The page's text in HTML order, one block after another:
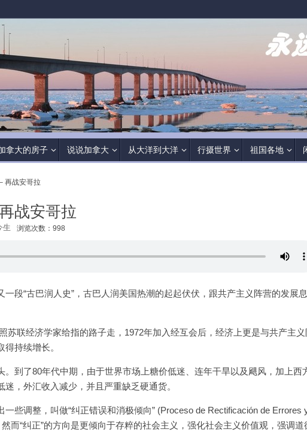
拿大的房子 说说加拿大 从大洋到大洋 行摄世界 祖国各地
再战安哥拉
战安哥拉
生 浏览次数：998
一段“古巴润人史”，古巴人润美国热潮的起起伏伏，跟共产主义阵营的发展
苏联经济学家给指的路子走，1972年加入经互会后，经济上更是与共产主义
持续增长。
。到了80年代中期，由于世界市场上糖价低迷、连年干旱以及飓风，加上西
，外汇收入减少，并且严重缺乏硬通货。
些调整，叫做“纠正错误和消极倾向” (Proceso de Rectificación de Errores
而“纠正”的方向是更倾向于存粹的社会主义，强化社会主义价值观，强调道